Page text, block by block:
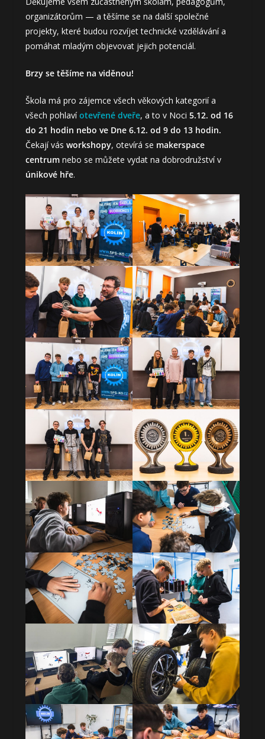
organizátorům — a těšíme se na další společné
projekty, které budou rozvíjet technické vzdělávání a
pomáhat mladým objevovat jejich potenciál.
Brzy se těšíme na viděnou!
Škola má pro zájemce všech věkových kategorií a
všech pohlavíotevřené dveře, a to v Noci 5.12. od 16
do 21 hodin nebo ve Dne 6.12. od 9 do 13 hodin.
Čekají vás workshopy, otevírá se makerspace
centrumnebo se můžete vydat na dobrodružství v
únikové hře.